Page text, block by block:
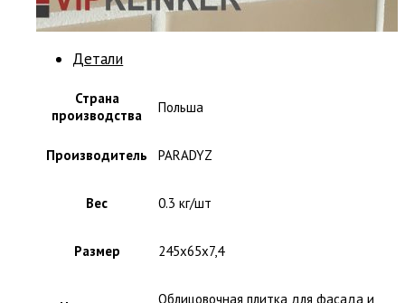
Детали
Страна
производства
Польша
Производитель PARADYZ
Вес 0.3 кг/шт
Размер 245x65x7,4
Облицовочная плитка для фасада и